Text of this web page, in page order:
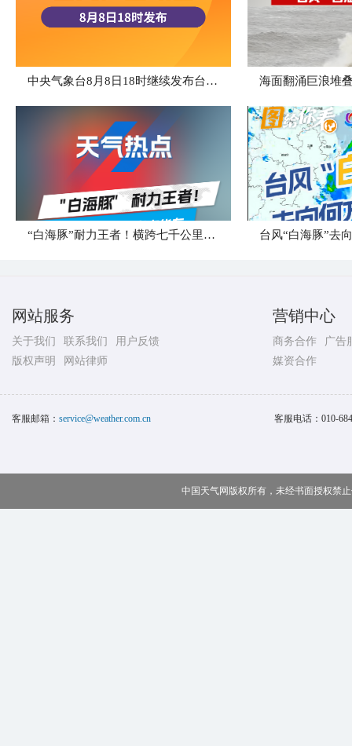
中央气象台8月8日18时继续发布台风橙色预警 海面翻涌巨浪堆
“白海豚”耐力王者！横跨七千公里直奔华东 台风“白海豚”去
网站服务
关于我们 联系我们
用户反馈
版权声明
网站律师
营销中心
商务合作
广告
媒资合作
客服邮箱： service@weather.com.cn 客服电话： 010-
中国天气网版权所有，未经书面授权